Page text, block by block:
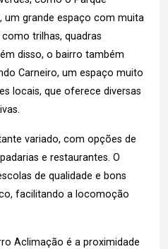
um grande espaço com muita
trilhas, quadras
disso, o bairro também
Carneiro, um espaço muito
locais, que oferece diversas
variado, com opções de
e restaurantes. O
de qualidade e bons
facilitando a locomoção
Aclimação é a proximidade